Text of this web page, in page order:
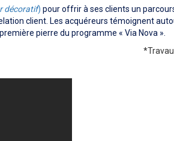
décoratif) pour offrir à ses clients un
client. Les acquéreurs témoignent
pierre du programme « Via Nova ».